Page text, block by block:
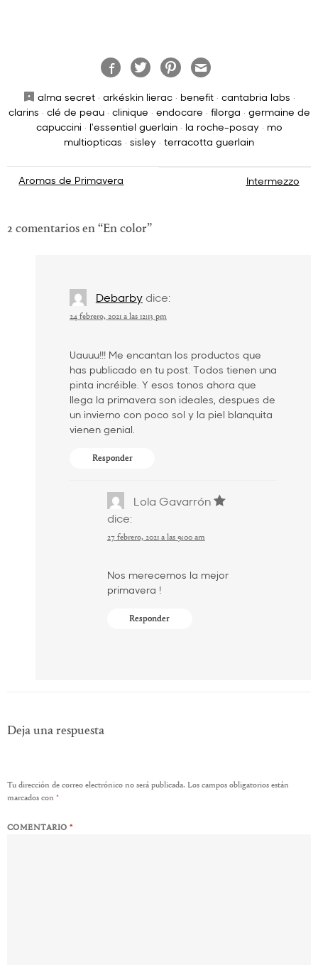
alma secret· arkéskin lierac· benefit· cantabria labs ·
clarins · clé de peau· clinique · endocare · filorga · germaine de
capuccini · l'essentiel guerlain· la roche-posay· mo
multiopticas · sisley · terracotta guerlain
Navegación
entradas
Aromas de Primavera Intermezzo
2 comentarios en “En color”
Debarby dice:
24 febrero, 2021 a las 12:13 pm
Uauuu!!! Me encantan los productos que
has publicado en tu post. Todos tienen una
pinta incréible. Y esos tonos ahora que
llega la primavera son ideales, despues de
un invierno con poco sol y la piel blanquita
vienen genial.
Responder
Lola Gavarrón
dice:
27 febrero, 2021 a las 9:00 am
Nos merecemos la mejor
primavera !
Responder
Deja una respuesta
Tu dirección de correo electrónico no será publicada. Los campos obligatorios están
marcados con *
COMENTARIO*